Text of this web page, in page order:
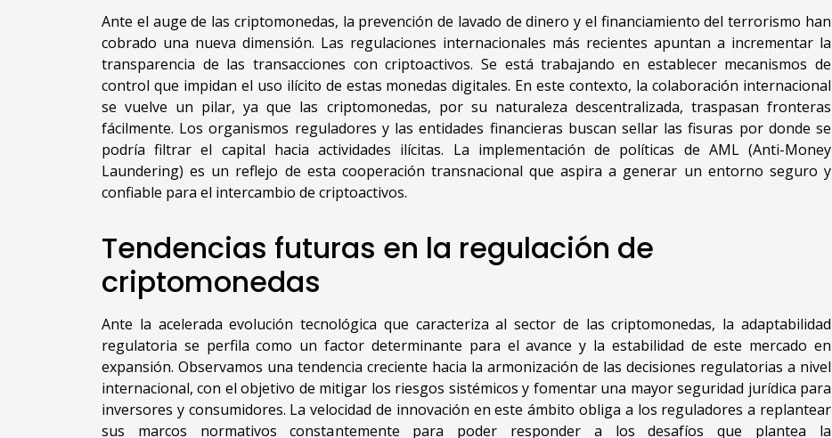
Ante el auge de las criptomonedas, la prevención de lavado de dinero y el financiamiento del terrorismo han
cobrado una nueva dimensión. Las regulaciones internacionales más recientes apuntan a incrementar la
transparencia de las transacciones con criptoactivos. Se está trabajando en establecer mecanismos de
control que impidan el uso ilícito de estas monedas digitales. En este contexto, la colaboración internacional
se vuelve un pilar, ya que las criptomonedas, por su naturaleza descentralizada, traspasan fronteras
fácilmente. Los organismos reguladores y las entidades financieras buscan sellar las fisuras por donde se
podría filtrar el capital hacia actividades ilícitas. La implementación de políticas de AML (Anti-Money
Laundering) es un reflejo de esta cooperación transnacional que aspira a generar un entorno seguro y
confiable para el intercambio de criptoactivos.
Tendencias futuras en la regulación de
criptomonedas
Ante la acelerada evolución tecnológica que caracteriza al sector de las criptomonedas, la adaptabilidad
regulatoria se perfila como un factor determinante para el avance y la estabilidad de este mercado en
expansión. Observamos una tendencia creciente hacia la armonización de las decisiones regulatorias a nivel
internacional, con el objetivo de mitigar los riesgos sistémicos y fomentar una mayor seguridad jurídica para
inversores y consumidores. La velocidad de innovación en este ámbito obliga a los reguladores a replantear
sus marcos normativos constantemente para poder responder a los desafíos que plantea la